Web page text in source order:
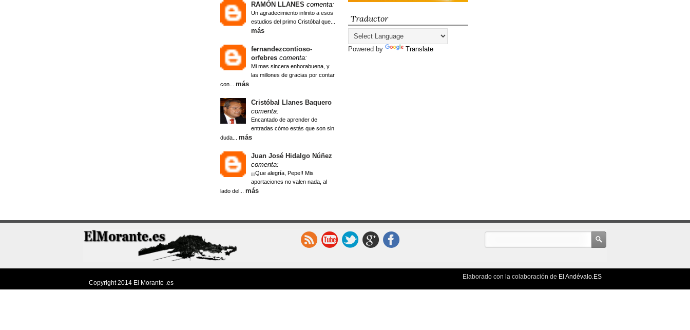
RAMÓN LLANES comenta:
Un agradecimiento infinito a esos
estudios del primo Cristóbal que...
más
fernandezcontioso-
orfebres comenta:
Mi mas sincera enhorabuena, y
las millones de gracias por contar
con... más
Cristóbal Llanes Baquero
comenta:
Encantado de aprender de
entradas cómo estás que son sin
duda... más
Juan José Hidalgo Núñez
comenta:
¡¡Que alegría, Pepe!! Mis
aportaciones no valen nada, al
lado del... más
Traductor
Powered by Translate
Copyright 2014 El Morante .es
Elaborado con la colaboración de El Andévalo.ES